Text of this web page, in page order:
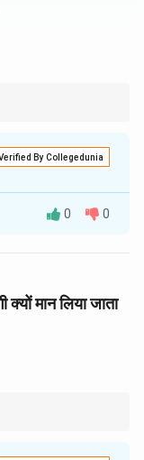
By Collegedunia
है, जो शारीरिक
0 0
मान लिया जाता